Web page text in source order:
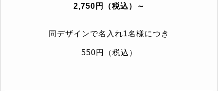
2,750円（税込）～
同デザインで名入れ1名様につき
550円（税込）